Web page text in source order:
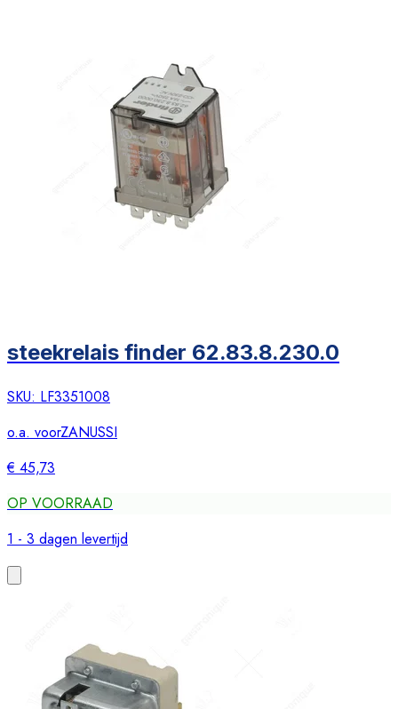
steekrelais finder 62.83.8.230.0
SKU: LF3351008
o.a. voorZANUSSI
€ 45,73
OP VOORRAAD
1 - 3 dagen levertijd